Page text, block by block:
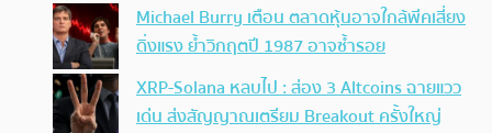
Michael Burry เตือน ตลาดหุ้นอาจใกล้พีคเสี่ยง
ดิ่งแรง ย้ำวิกฤตปี 1987 อาจซ้ำรอย
XRP-Solana หลบไป : ส่อง 3 Altcoins ฉายแวว
เด่น ส่งสัญญาณเตรียม Breakout ครั้งใหญ่